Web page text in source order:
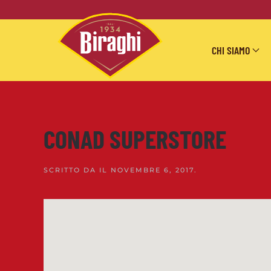
Skip to main content
CHI SIAMO
CONAD SUPERSTORE
SCRITTO DA IL NOVEMBRE 6, 2017.